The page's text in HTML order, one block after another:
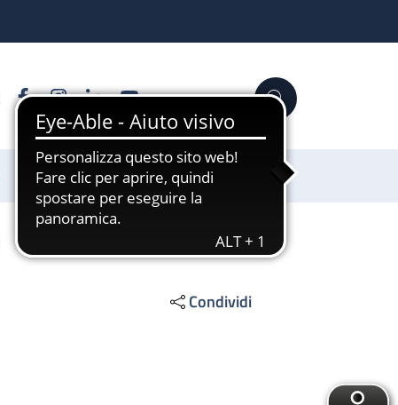
FacebookInstagram
LinkedinYouTube Cerca
Sostienici
Condividi